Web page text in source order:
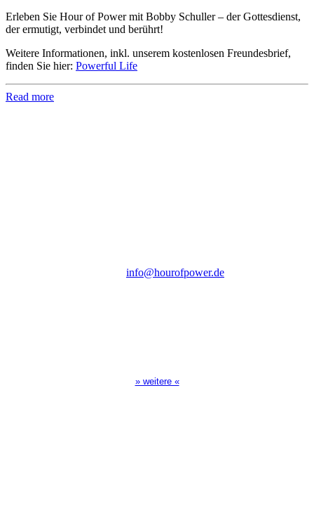
Erleben Sie Hour of Power mit Bobby Schuller – der Gottesdienst,
der ermutigt, verbindet und berührt!
Weitere Informationen, inkl. unserem kostenlosen Freundesbrief,
finden Sie hier: Powerful Life
Read more
info@hourofpower.de
» weitere «